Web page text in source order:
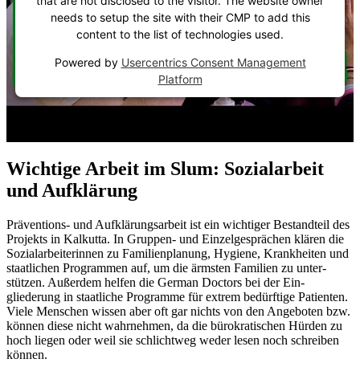
needs to setup the site with their CMP to add this
content to the list of technologies used.
Powered by Usercentrics Consent Management
Platform
Wichtige Arbeit im Slum: Sozialarbeit
und Aufklärung
Präventions- und Auf­klärungs­arbeit ist ein wichtiger Bestand­teil des
Projekts in Kalkutta. In Gruppen- und Einzel­gesprächen klären die
Sozial­arbeiter­innen zu Familien­planung, Hygiene, Krank­heiten und
staat­lichen Pro­grammen auf, um die ärmsten Familien zu unter­
stützen. Außer­dem helfen die German Doctors bei der Ein­
gliederung in staat­liche Pro­gramme für extrem be­dürftige Patienten.
Viele Menschen wissen aber oft gar nichts von den An­geboten bzw.
können diese nicht wahr­nehmen, da die büro­kratischen Hürden zu
hoch liegen oder weil sie schlicht­weg weder lesen noch schreiben
können.